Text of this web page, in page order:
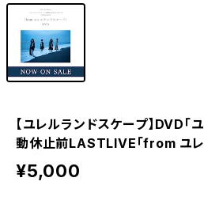
【ユレルランドスケープ】DVD「
動休止前LASTLIVE「from ユレ
¥5,000